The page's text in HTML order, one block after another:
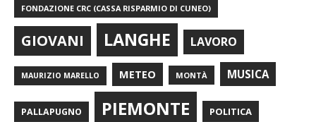
FONDAZIONE CRC (CASSA RISPARMIO DI CUNEO)
GIOVANI LANGHE LAVORO
MAURIZIO MARELLO METEO MONTÀ MUSICA
PALLAPUGNO PIEMONTE POLITICA